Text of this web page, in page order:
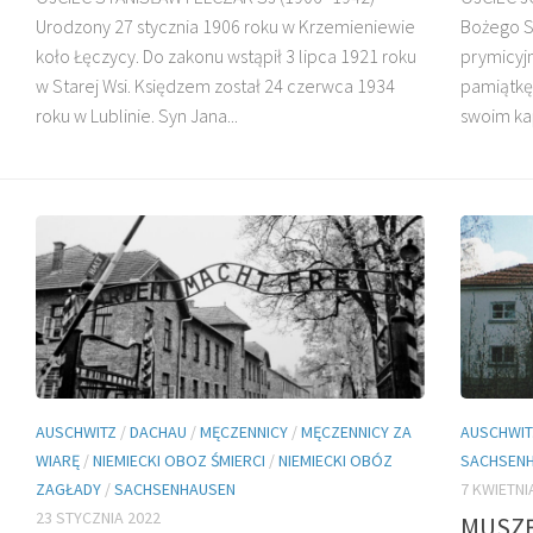
Urodzony 27 stycznia 1906 roku w Krzemieniewie
koło Łęczycy. Do zakonu wstąpił 3 lipca 1921 roku
w Starej Wsi. Księdzem został 24 czerwca 1934
roku w Lublinie. Syn Jana...
Bożego
swoim
AUSCHWITZ /DACHAU /MĘCZENNICY /MĘCZENNICY ZA
WIARĘ /NIEMIECKI OBOZ ŚMIERCI /NIEMIECKI OBÓZ
ZAGŁADY /SACHSENHAUSEN
23 STYCZNIA 2022
7
DZIECI MADAGASKARU
BŁ. JAN BEYZYM